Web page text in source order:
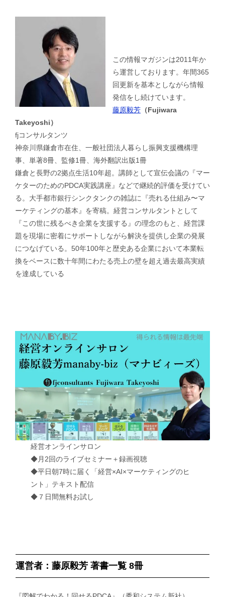
この情報マガジンは2011年か
ら運営しております。年間365
回更新を基本としながら情報
発信をし続けています。
藤原毅芳 （Fujiwara
Takeyoshi）
fjコンサルタンツ
神奈川県鎌倉市在住、一般社団法人暮らし振興支援機構理
事、単著8冊、監修1冊、海外翻訳出版1冊
鎌倉と長野の2拠点生活10年超。講師として宣伝会議の『マー
ケターのためのPDCA実践講座』などで継続的評価を受けてい
る。大手都市銀行シンクタンクの雑誌に『売れる仕組み〜マ
ーケティングの基本』を寄稿。経営コンサルタントとして
『この世に残るべき企業を支援する』の理念のもと、経営課
題を現場に密着にサポートしながら解決を提供し企業の発展
につなげている。50年100年と歴史ある企業において本業転
換をベースに数十年間にわたる売上の壁を超え過去最高実績
を達成している
経営オンラインサロン
◆月2回のライブセミナー＋録画視聴
◆平日朝7時に届く「経営×AI×マーケティングのヒ
ント」テキスト配信
◆７日間無料お試し
運営者：藤原毅芳 著書一覧 8冊